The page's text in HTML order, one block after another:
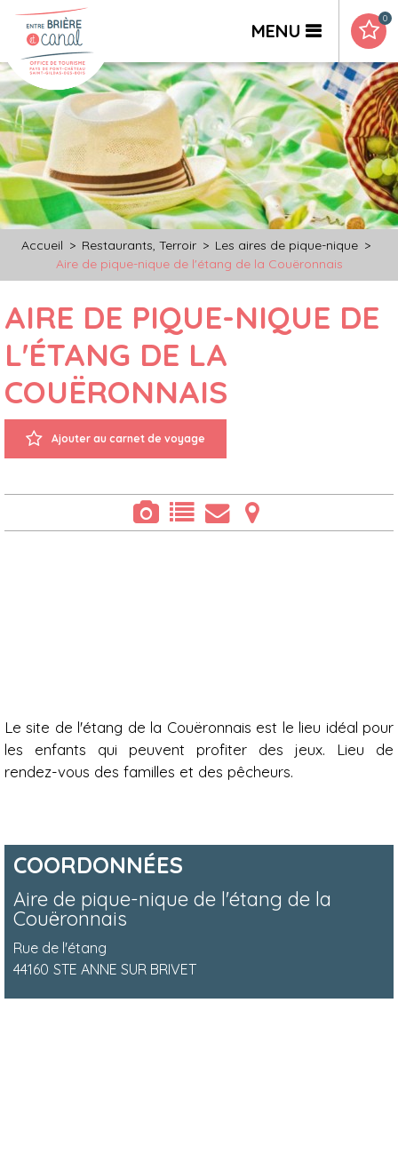
MENU
0
Accueil > Restaurants, Terroir > Les aires de pique-nique >
Aire de pique-nique de l'étang de la Couëronnais
AIRE DE PIQUE-NIQUE DE
L'ÉTANG DE LA
COUËRONNAIS
Ajouter au carnet de voyage
Le site de l'étang de la Couëronnais est le lieu idéal pour
les enfants qui peuvent profiter des jeux. Lieu de
rendez-vous des familles et des pêcheurs.
COORDONNÉES
Aire de pique-nique de l'étang de la
Couëronnais
Rue de l'étang
44160 STE ANNE SUR BRIVET